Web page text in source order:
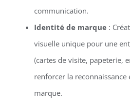
communication.
Identité de marque:
visuelle unique pour une
(cartes de visite, papeterie,
renforcer la
marque.